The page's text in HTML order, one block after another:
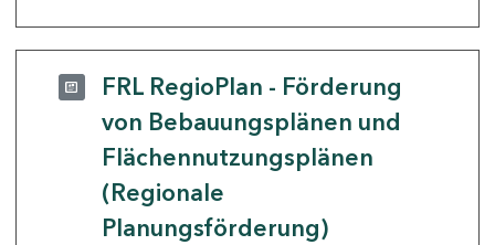
FRL RegioPlan - Förderung
von Bebauungsplänen und
Flächennutzungsplänen
(Regionale
Planungsförderung)